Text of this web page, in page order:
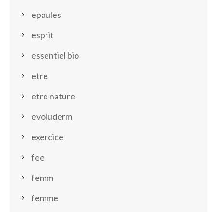
epaules
esprit
essentiel bio
etre
etre nature
evoluderm
exercice
fee
femm
femme